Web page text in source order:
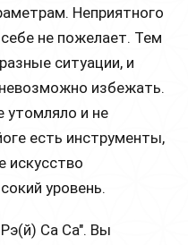
Неприятного
не пожелает. Тем
ситуации, и
избежать.
утомляло и не
есть инструменты,
уровень.
Са Са". Вы